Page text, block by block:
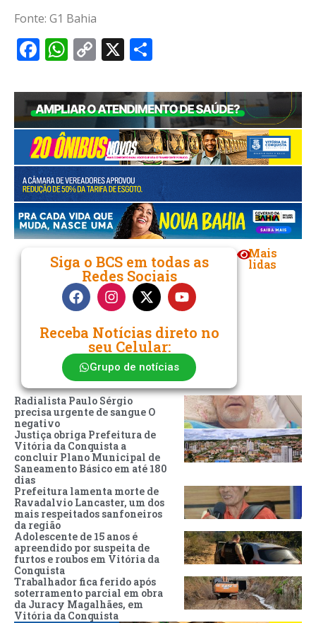
Fonte: G1 Bahia
Facebook
WhatsApp
Copy
X
Siga o BCS em todas as
Redes Sociais
Receba Notícias direto no
seu Celular:
Grupo de notícias
Mais
lidas
Radialista Paulo Sérgio
precisa urgente de sangue O
negativo
Justiça obriga Prefeitura de
Vitória da Conquista a
concluir Plano Municipal de
Saneamento Básico em até 180
dias
Prefeitura lamenta morte de
Ravadalvio Lancaster, um dos
mais respeitados sanfoneiros
da região
Adolescente de 15 anos é
apreendido por suspeita de
furtos e roubos em Vitória da
Conquista
Trabalhador fica ferido após
soterramento parcial em obra
da Juracy Magalhães, em
Vitória da Conquista